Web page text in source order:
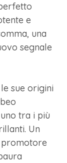
e
una
segnale
sue origini
tra i più
Un
promotore